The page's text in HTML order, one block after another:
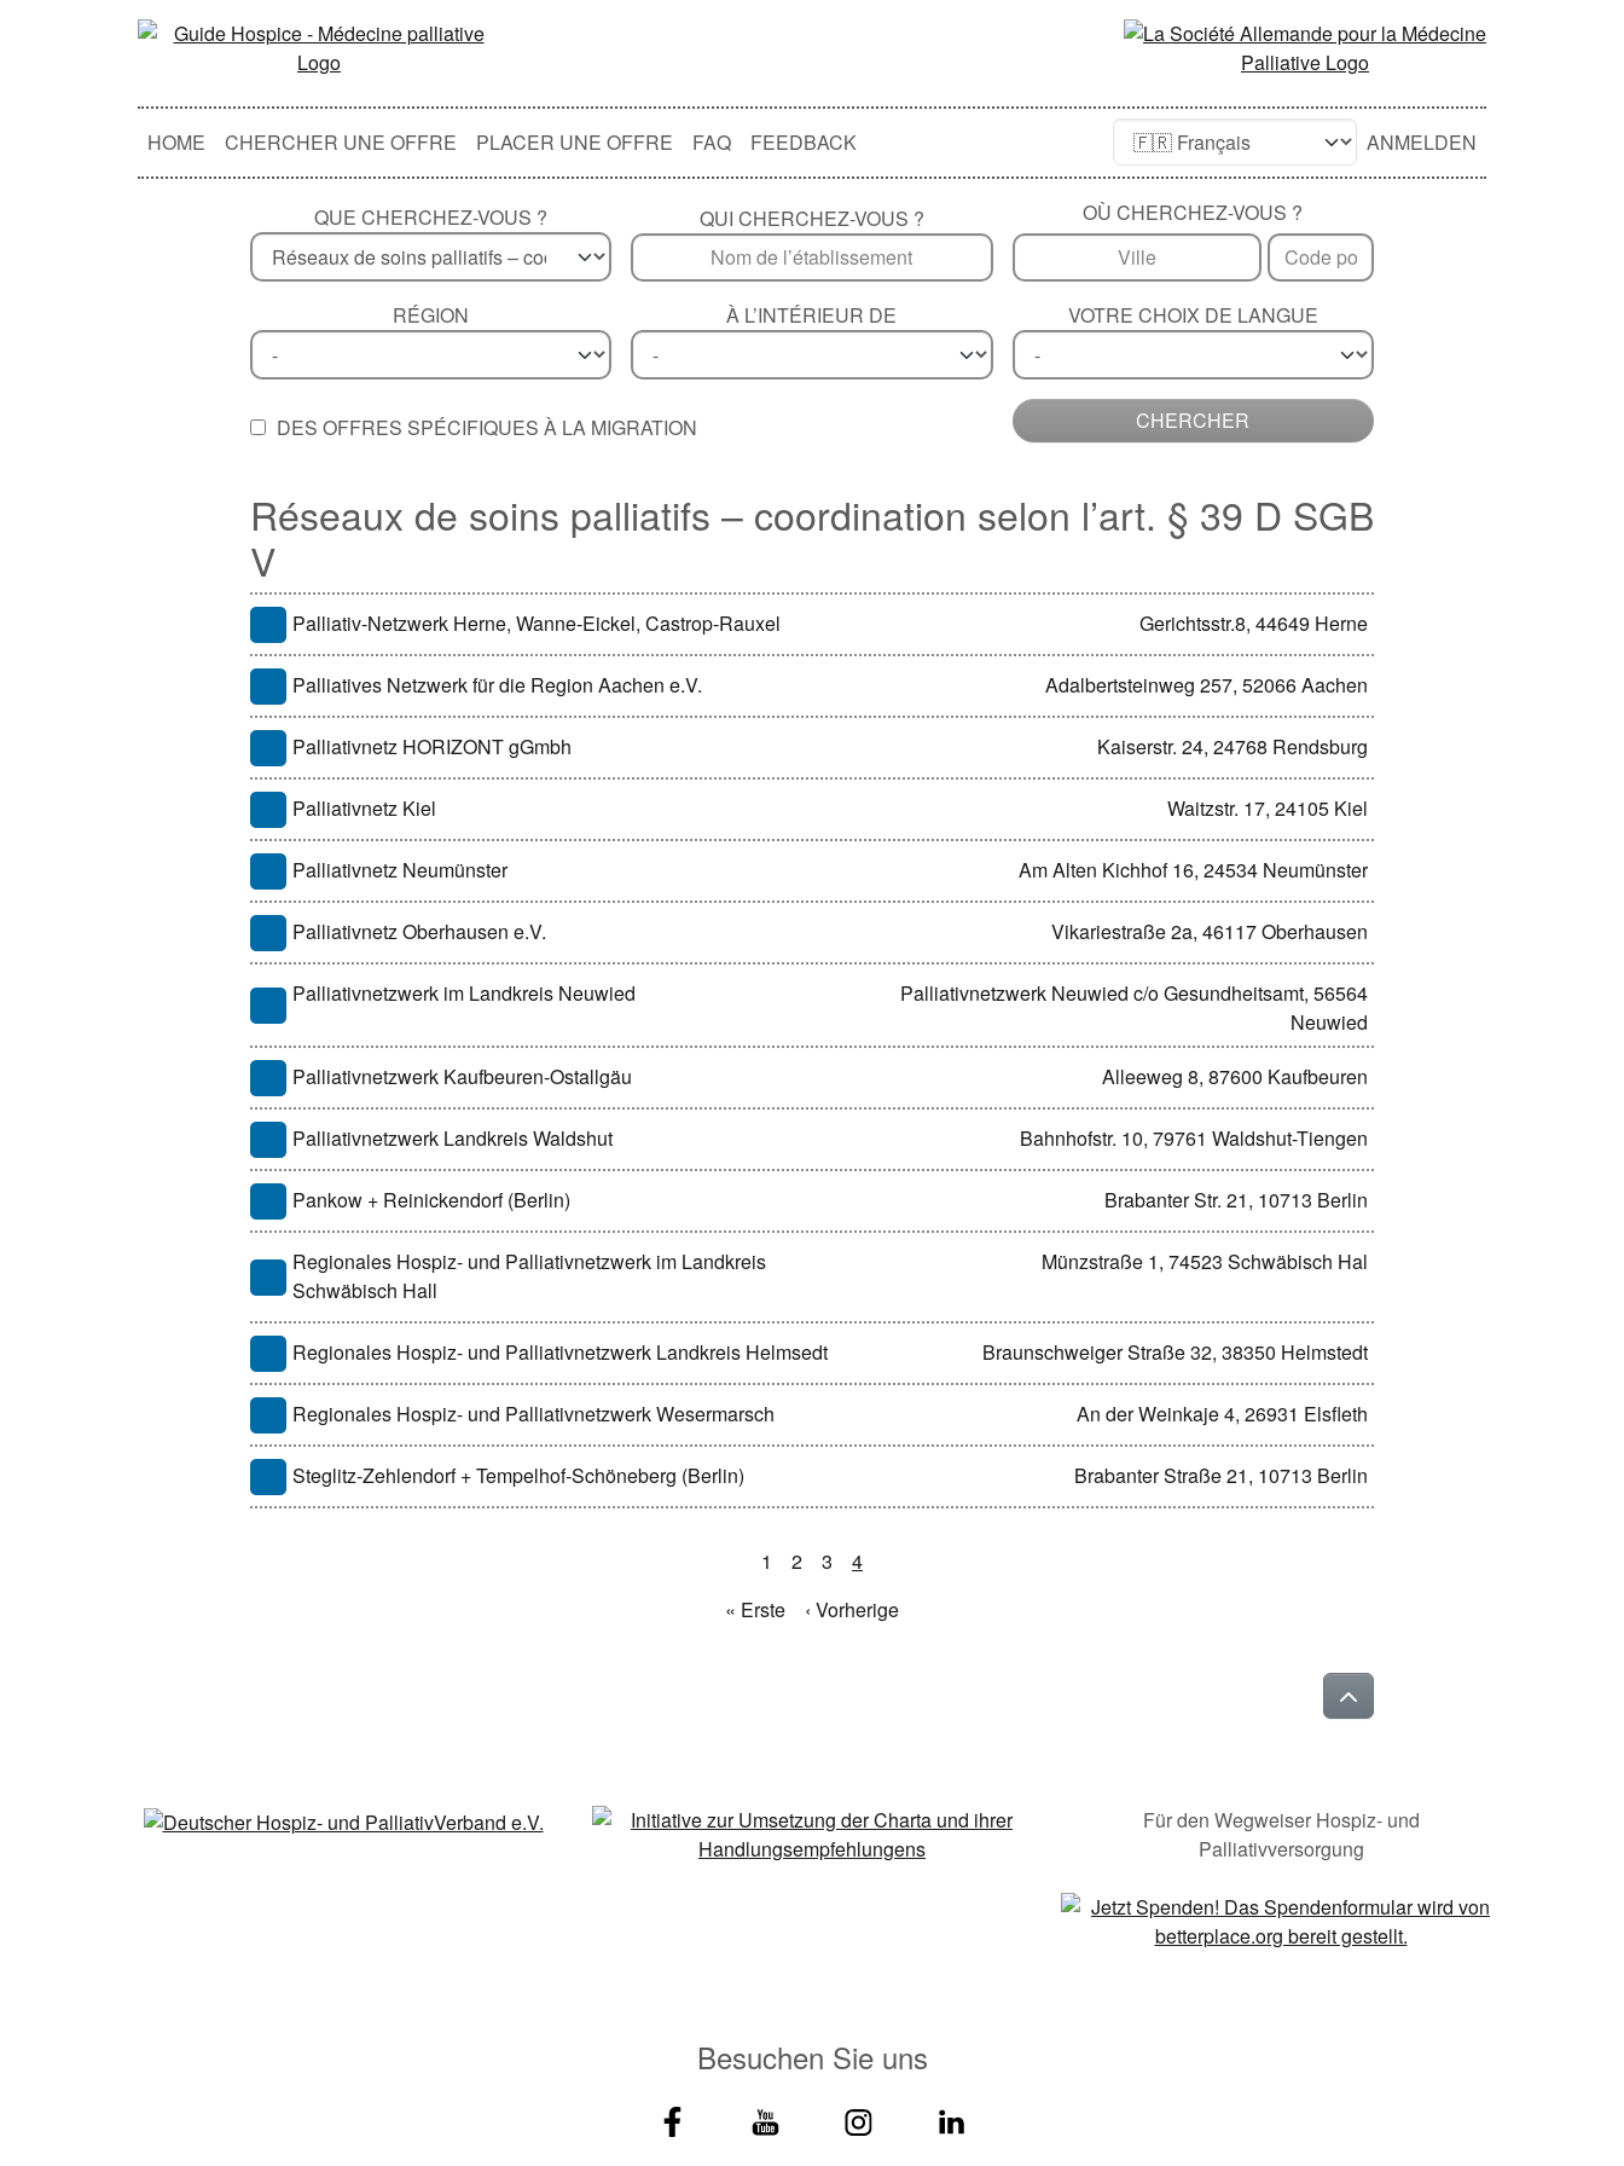
HOME CHERCHER UNE OFFRE PLACER UNE OFFRE FAQ FEEDBACK ANMELDEN
QUE CHERCHEZ-VOUS ? QUI CHERCHEZ-VOUS ? OÙ CHERCHEZ-VOUS ?
RÉGION À L’INTÉRIEUR DE VOTRE CHOIX DE LANGUE
DES OFFRES SPÉCIFIQUES À LA MIGRATION CHERCHER
Réseaux de soins palliatifs – coordination selon l’art. § 39 D SGB
V
Palliativ-Netzwerk Herne, Wanne-Eickel, Castrop-Rauxel Gerichtsstr.8, 44649 Herne
Palliatives Netzwerk für die Region Aachen e.V. Adalbertsteinweg 257, 52066 Aachen
Palliativnetz HORIZONT gGmbh Kaiserstr. 24, 24768 Rendsburg
Palliativnetz Kiel Waitzstr. 17, 24105 Kiel
Palliativnetz Neumünster Am Alten Kichhof 16, 24534 Neumünster
Palliativnetz Oberhausen e.V. Vikariestraße 2a, 46117 Oberhausen
Palliativnetzwerk im Landkreis Neuwied
Palliativnetzwerk Neuwied c/o Gesundheitsamt, 56564
Neuwied
Palliativnetzwerk Kaufbeuren-Ostallgäu
Alleeweg 8, 87600 Kaufbeuren
Palliativnetzwerk Landkreis Waldshut Bahnhofstr. 10, 79761 Waldshut-Tiengen
Pankow + Reinickendorf (Berlin) Brabanter Str. 21, 10713 Berlin
Regionales Hospiz- und Palliativnetzwerk im Landkreis
Schwäbisch Hall
Münzstraße 1, 74523 Schwäbisch Hal
Regionales Hospiz- und Palliativnetzwerk Landkreis Helmsedt Braunschweiger Straße 32, 38350 Helmstedt
Regionales Hospiz- und Palliativnetzwerk Wesermarsch An der Weinkaje 4, 26931 Elsfleth
Steglitz-Zehlendorf + Tempelhof-Schöneberg (Berlin) Brabanter Straße 21, 10713 Berlin
1 2 3
4
« Erste
‹ Vorherige
Für den Wegweiser Hospiz- und
Palliativversorgung
Besuchen Sie uns